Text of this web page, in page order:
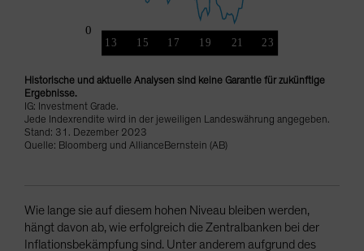
Historische und aktuelle Analysen sind keine Garantie für zukünftige
Ergebnisse.
IG: Investment Grade.
Jede Indexrendite wird in der jeweiligen Landeswährung angegeben.
Stand: 31. Dezember 2023
Quelle: Bloomberg und AllianceBernstein (AB)
Wie lange sie auf diesem hohen Niveau bleiben werden,
hängt davon ab, wie erfolgreich die Zentralbanken bei der
Inflationsbekämpfung sind. Unter anderem aufgrund des